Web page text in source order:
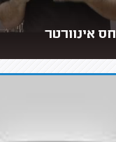
אינוורטר